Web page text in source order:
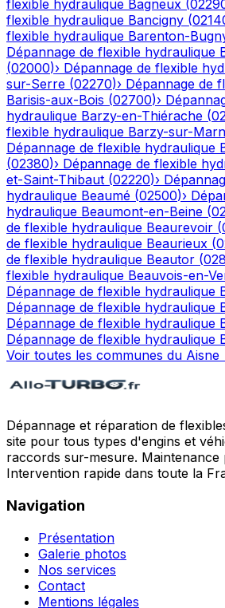
flexible hydraulique Bagneux (
flexible hydraulique Bancigny (
flexible hydraulique Barenton-
Dépannage de flexible hydraulique
(02000)› Dépannage de flexible
sur-Serre (02270)› Dépannage de
Barisis-aux-Bois (02700)›
hydraulique Barzy-en-Thiérache (
flexible hydraulique Barzy-sur-
Dépannage de flexible hydraulique
(02380)› Dépannage de flexible
et-Saint-Thibaut (02220)›
hydraulique Beaumé (02500)›
hydraulique Beaumont-en-Beine (
de flexible hydraulique Beaurevoir (
de flexible hydraulique Beaurieux (
de flexible hydraulique Beautor (
flexible hydraulique Beauvois-en-
Dépannage de flexible hydraulique
Dépannage de flexible hydraulique
Dépannage de flexible hydraulique
Dépannage de flexible hydraulique
Voir toutes les communes du Aisne
Dépannage et réparation de
site pour tous types d'engins et
raccords sur-mesure. Maintenance
Intervention rapide dans toute la
Navigation
Présentation
Galerie photos
Nos services
Contact
Mentions légales